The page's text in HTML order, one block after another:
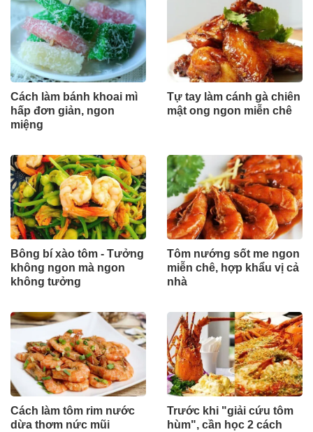
Cách làm bánh khoai mì
hấp đơn giản, ngon
miệng
Tự tay làm cánh gà chiên
mật ong ngon miễn chê
Bông bí xào tôm - Tưởng
không ngon mà ngon
không tưởng
Tôm nướng sốt me ngon
miễn chê, hợp khẩu vị cả
nhà
Cách làm tôm rim nước
dừa thơm nức mũi
Trước khi "giải cứu tôm
hùm", cần học 2 cách